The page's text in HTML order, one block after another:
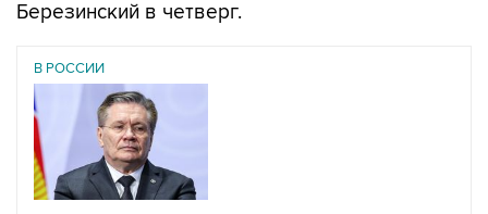
Березинский в четверг.
В РОССИИ